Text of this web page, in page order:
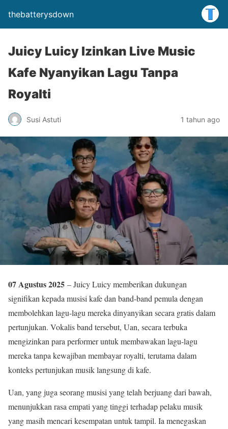
thebatterysdown
Juicy Luicy Izinkan Live Music
Kafe Nyanyikan Lagu Tanpa
Royalti
Susi Astuti 1 tahun ago
07 Agustus 2025 – Juicy Luicy memberikan dukungan
signifikan kepada musisi kafe dan band-band pemula dengan
membolehkan lagu-lagu mereka dinyanyikan secara gratis dalam
pertunjukan. Vokalis band tersebut, Uan, secara terbuka
mengizinkan para performer untuk membawakan lagu-lagu
mereka tanpa kewajiban membayar royalti, terutama dalam
konteks pertunjukan musik langsung di kafe.
Uan, yang juga seorang musisi yang telah berjuang dari bawah,
menunjukkan rasa empati yang tinggi terhadap pelaku musik
yang masih mencari kesempatan untuk tampil. Ia menegaskan